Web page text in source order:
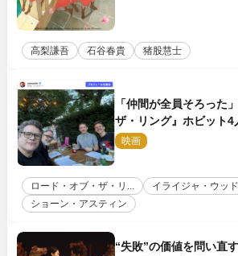
高梨謙吾 石谷春貴 猪股慧士
「仲間が全員そろった
ザ・リング』ホビット4
感激
映画
ロード・オブ・ザ・リ...
イライジャ・ウッド
ショーン・アスティン
“失敗”の価値を問い直